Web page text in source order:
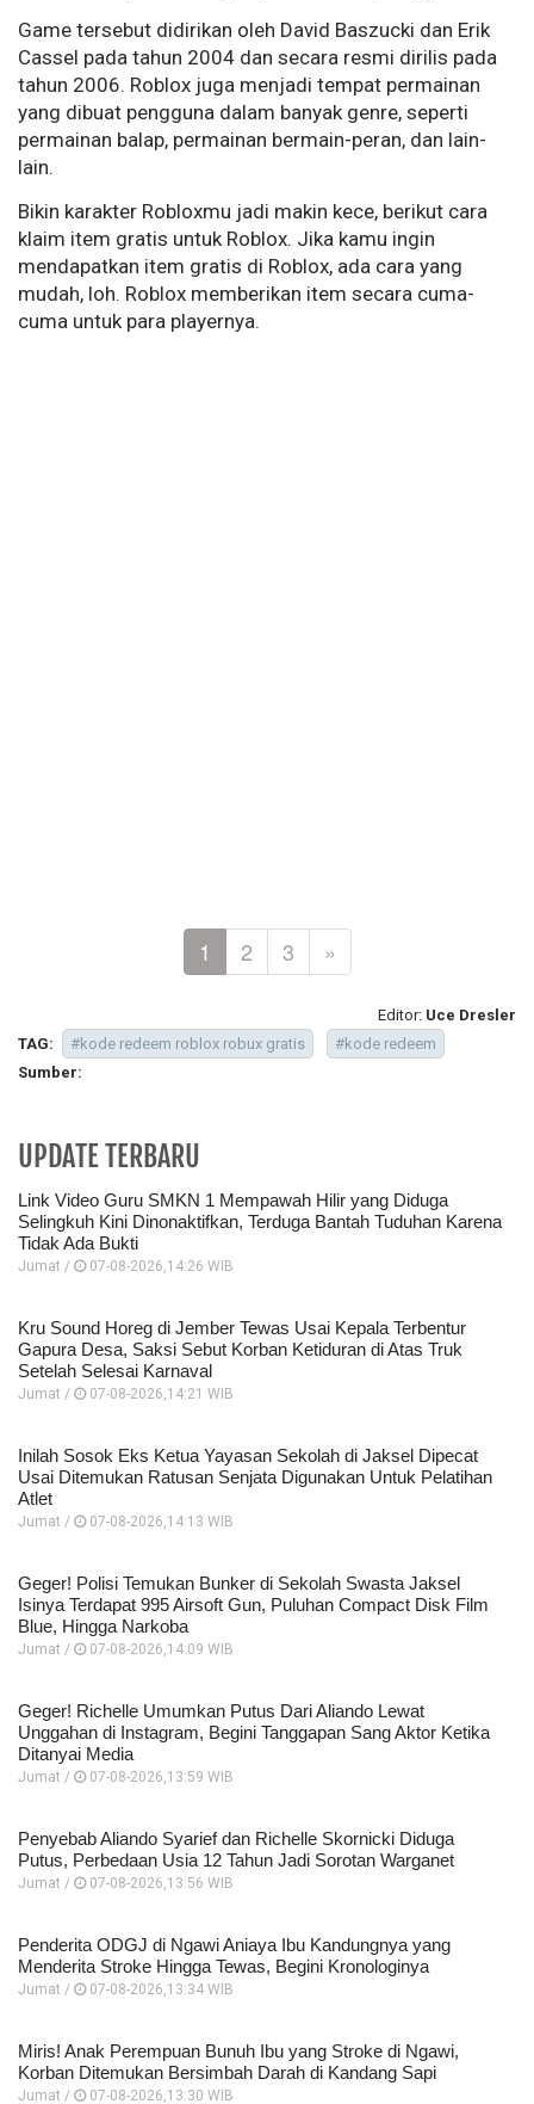
Game tersebut didirikan oleh David Baszucki dan Erik
Cassel pada tahun 2004 dan secara resmi dirilis pada
tahun 2006. Roblox juga menjadi tempat permainan
yang dibuat pengguna dalam banyak genre, seperti
permainan balap, permainan bermain-peran, dan lain-
lain.
Bikin karakter Robloxmu jadi makin kece, berikut cara
klaim item gratis untuk Roblox. Jika kamu ingin
mendapatkan item gratis di Roblox, ada cara yang
mudah, loh. Roblox memberikan item secara cuma-
cuma untuk para playernya.
1 2 3 »
Editor: Uce Dresler
TAG:
#kode redeem roblox robux gratis
#kode redeem
Sumber:
UPDATE TERBARU
Link Video Guru SMKN 1 Mempawah Hilir yang Diduga
Selingkuh Kini Dinonaktifkan, Terduga Bantah Tuduhan Karena
Tidak Ada Bukti
Jumat / 07-08-2026,14:26 WIB
Kru Sound Horeg di Jember Tewas Usai Kepala Terbentur
Gapura Desa, Saksi Sebut Korban Ketiduran di Atas Truk
Setelah Selesai Karnaval
Jumat / 07-08-2026,14:21 WIB
Inilah Sosok Eks Ketua Yayasan Sekolah di Jaksel Dipecat
Usai Ditemukan Ratusan Senjata Digunakan Untuk Pelatihan
Atlet
Jumat / 07-08-2026,14:13 WIB
Geger! Polisi Temukan Bunker di Sekolah Swasta Jaksel
Isinya Terdapat 995 Airsoft Gun, Puluhan Compact Disk Film
Blue, Hingga Narkoba
Jumat / 07-08-2026,14:09 WIB
Geger! Richelle Umumkan Putus Dari Aliando Lewat
Unggahan di Instagram, Begini Tanggapan Sang Aktor Ketika
Ditanyai Media
Jumat / 07-08-2026,13:59 WIB
Penyebab Aliando Syarief dan Richelle Skornicki Diduga
Putus, Perbedaan Usia 12 Tahun Jadi Sorotan Warganet
Jumat / 07-08-2026,13:56 WIB
Penderita ODGJ di Ngawi Aniaya Ibu Kandungnya yang
Menderita Stroke Hingga Tewas, Begini Kronologinya
Jumat / 07-08-2026,13:34 WIB
Miris! Anak Perempuan Bunuh Ibu yang Stroke di Ngawi,
Korban Ditemukan Bersimbah Darah di Kandang Sapi
Jumat / 07-08-2026,13:30 WIB